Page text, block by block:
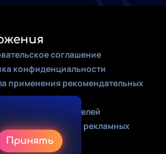
соглашение
конфиденциальности
применения рекомендательных
для правообладателей
на получение рекламных
Принять